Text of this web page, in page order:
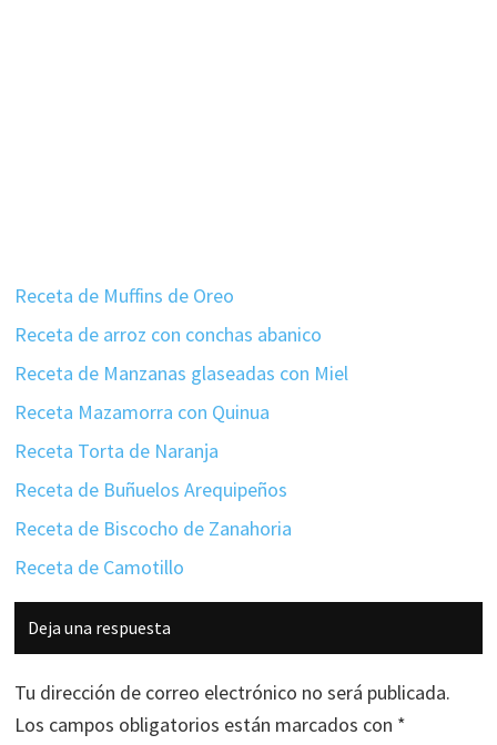
Receta de Muffins de Oreo
Receta de arroz con conchas abanico
Receta de Manzanas glaseadas con Miel
Receta Mazamorra con Quinua
Receta Torta de Naranja
Receta de Buñuelos Arequipeños
Receta de Biscocho de Zanahoria
Receta de Camotillo
Interacciones
con
los
lectores
Deja una respuesta
Tu dirección de correo electrónico no será publicada.
Los campos obligatorios están marcados con *